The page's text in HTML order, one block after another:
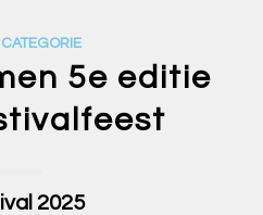
5e editie
2025